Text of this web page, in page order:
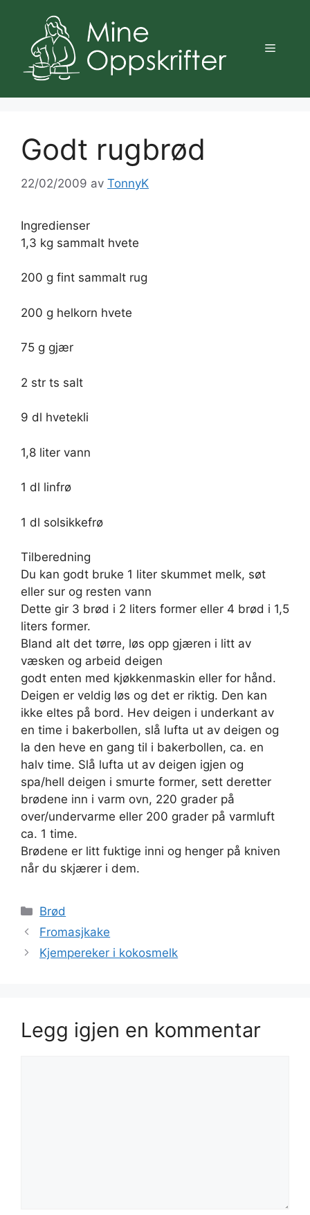
innhold
Meny
Godt rugbrød
22/02/2009 av TonnyK
Ingredienser
1,3 kg sammalt hvete
200 g fint sammalt rug
200 g helkorn hvete
75 g gjær
2 str ts salt
9 dl hvetekli
1,8 liter vann
1 dl linfrø
1 dl solsikkefrø
Tilberedning
Du kan godt bruke 1 liter skummet melk, søt
eller sur og resten vann
Dette gir 3 brød i 2 liters former eller 4 brød i 1,5
liters former.
Bland alt det tørre, løs opp gjæren i litt av
væsken og arbeid deigen
godt enten med kjøkkenmaskin eller for hånd.
Deigen er veldig løs og det er riktig. Den kan
ikke eltes på bord. Hev deigen i underkant av
en time i bakerbollen, slå lufta ut av deigen og
la den heve en gang til i bakerbollen, ca. en
halv time. Slå lufta ut av deigen igjen og
spa/hell deigen i smurte former, sett deretter
brødene inn i varm ovn, 220 grader på
over/undervarme eller 200 grader på varmluft
ca. 1 time.
Brødene er litt fuktige inni og henger på kniven
når du skjærer i dem.
Kategorier
Brød
Fromasjkake
Kjempereker i kokosmelk
Legg igjen en kommentar